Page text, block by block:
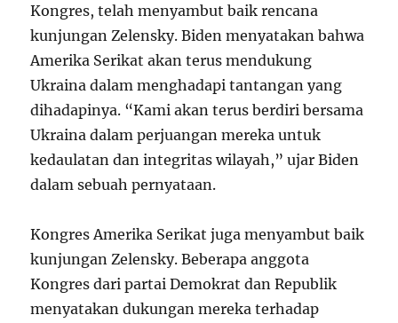
Kongres, telah menyambut baik rencana
kunjungan Zelensky. Biden menyatakan bahwa
Amerika Serikat akan terus mendukung
Ukraina dalam menghadapi tantangan yang
dihadapinya. “Kami akan terus berdiri bersama
Ukraina dalam perjuangan mereka untuk
kedaulatan dan integritas wilayah,” ujar Biden
dalam sebuah pernyataan.
Kongres Amerika Serikat juga menyambut baik
kunjungan Zelensky. Beberapa anggota
Kongres dari partai Demokrat dan Republik
menyatakan dukungan mereka terhadap